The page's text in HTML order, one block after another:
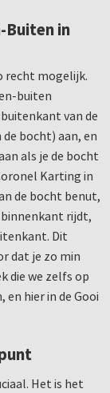
Buiten in
recht mogelijk.
buiten
van de
bocht) aan, en
als je de bocht
Karting in
de bocht benut,
rijdt,
Dit
dat je zo min
die we zelfs op
en hier in de Gooi
Het is het